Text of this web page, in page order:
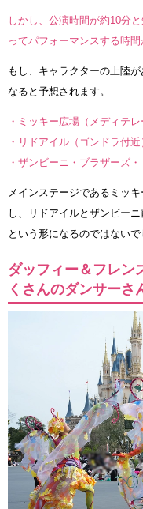
しかし、公演時間が約10分
ってパフォーマンスする時
もし、キャラクターの上陸
なると予想されます。
・ミッキー広場（メディテ
・リドアイル（ゴンドラ付近
・ザンビーニ・ブラザーズ
メインステージであるミッ
し、リドアイルとザンビー
という形になるのではないで
ダッフィー＆フレ
くさんのダンサーさ